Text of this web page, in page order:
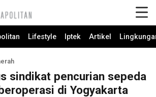
Lifestyle Iptek Artikel
sindikat pencurian sepeda
di Yogyakarta